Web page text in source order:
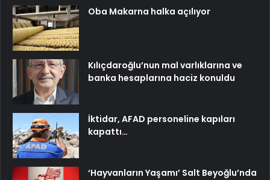
Oba Makarna halka açılıyor
Kılıçdaroğlu’nun mal varlıklarına ve
banka hesaplarına haciz konuldu
İktidar, AFAD personeline kapıları
kapattı…
‘Hayvanların Yaşamı’ Salt Beyoğlu’nda